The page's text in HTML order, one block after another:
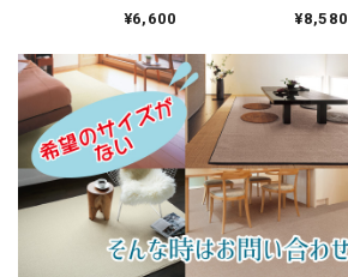
全の「SEK 抗ウイル
加工」雰囲気のある
杢調 無地 ループタイ
プ 全5色 防炎ラベル
付『アスフューチャ
ー/FUT』
¥6,600
全の「SEK 抗ウイル
加工」雰囲気のある
杢調 無地 ループタイ
プ 全5色 防炎ラベル
付『アスフューチャ
ー/FUT』
¥8,580